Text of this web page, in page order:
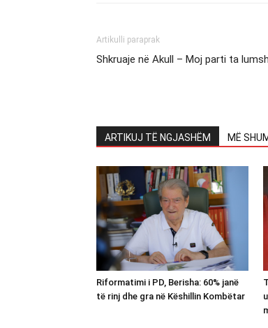
Artikulli paraprak
Shkruaje në Akull – Moj parti ta
ARTIKUJ TË NGJASHËM MË
Riformatimi i PD, Berisha: 60% janë
të rinj dhe gra në Këshillin Kombëtar